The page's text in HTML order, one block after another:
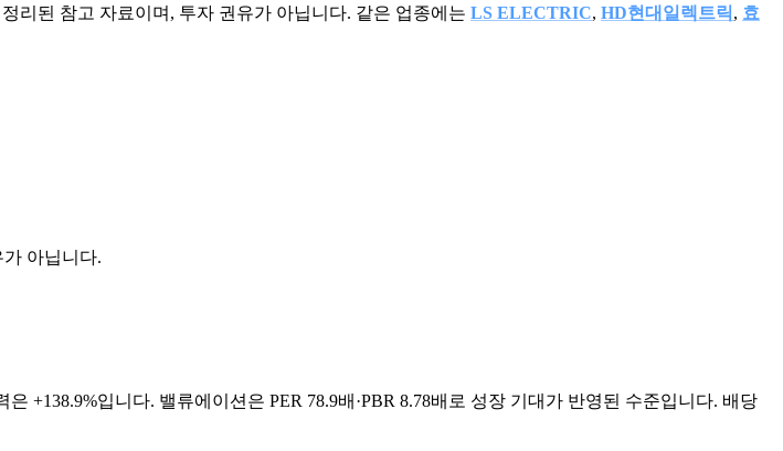
리된 참고 자료이며, 투자 권유가 아닙니다. 같은 업종에는 LS ELECTRIC, HD현대일렉트릭 , 효
아닙니다.
+138.9%입니다. 밸류에이션은 PER 78.9배·PBR 8.78배로 성장 기대가 반영된 수준입니다. 배당